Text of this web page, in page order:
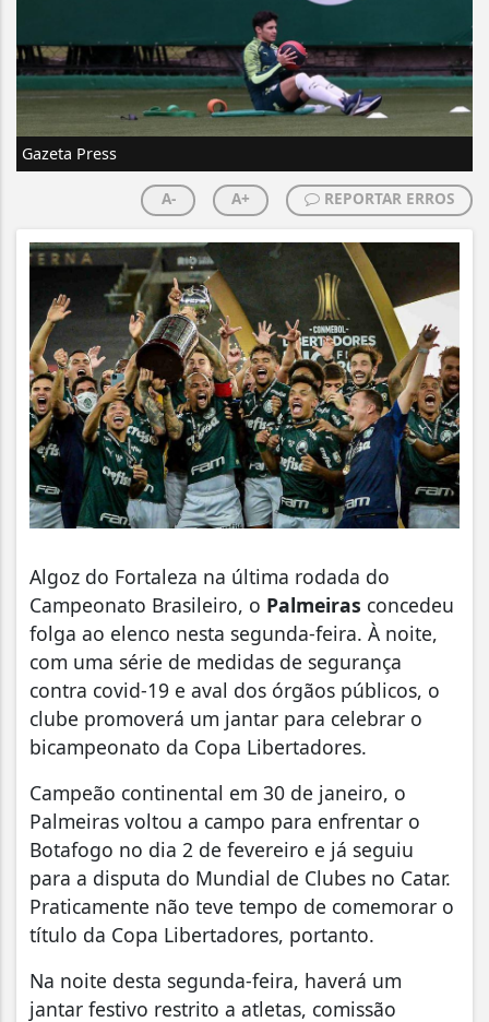
Gazeta Press
A- A+ REPORTAR ERROS
Algoz do Fortaleza na última rodada do
Campeonato Brasileiro, o Palmeiras concedeu
folga ao elenco nesta segunda-feira. À noite,
com uma série de medidas de segurança
contra covid-19 e aval dos órgãos públicos, o
clube promoverá um jantar para celebrar o
bicampeonato da Copa Libertadores.
Campeão continental em 30 de janeiro, o
Palmeiras voltou a campo para enfrentar o
Botafogo no dia 2 de fevereiro e já seguiu
para a disputa do Mundial de Clubes no Catar.
Praticamente não teve tempo de comemorar o
título da Copa Libertadores, portanto.
Na noite desta segunda-feira, haverá um
jantar festivo restrito a atletas, comissão